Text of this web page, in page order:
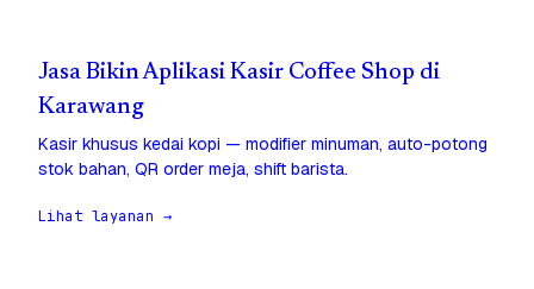
Jasa Bikin Aplikasi Kasir Coffee Shop di
Karawang
Kasir khusus kedai kopi — modifier minuman, auto-potong
stok bahan, QR order meja, shift barista.
Lihat layanan →